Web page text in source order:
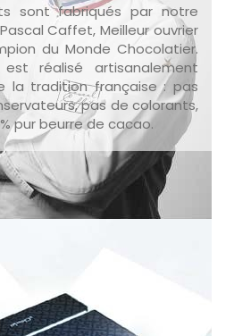
sont fabriqués par notre
Caffet, Meilleur ouvrier
du Monde Chocolatier.
réalisé artisanalement
la tradition française : pas
pas de colorants,
pur beurre de cacao.